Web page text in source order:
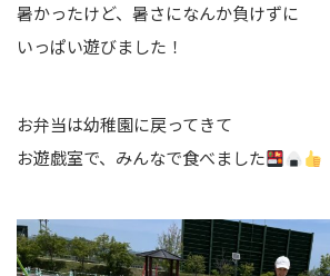
暑かったけど、暑さになんか負けずに
いっぱい遊びました！
お弁当は幼稚園に戻ってきて
お遊戯室で、みんなで食べました